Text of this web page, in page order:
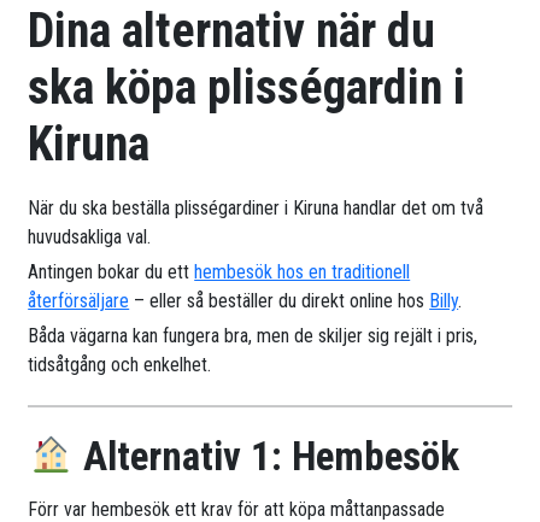
Dina alternativ när du
ska köpa plisségardin i
Kiruna
När du ska beställa plisségardiner i Kiruna handlar det om två
huvudsakliga val.
Antingen bokar du etthembesök hos en traditionell
återförsäljare – eller så beställer du direkt online hos Billy.
Båda vägarna kan fungera bra, men de skiljer sig rejält i pris,
tidsåtgång och enkelhet.
Alternativ 1: Hembesök
Förr var hembesök ett krav för att köpa måttanpassade